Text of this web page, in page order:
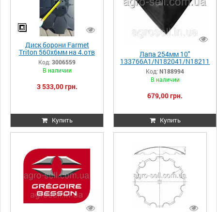
Диск борони Farmet
Triton 560х6мм на 4.отв
12.5 мм, межц. 98мм
Код: 3006559
В наличии
3 533,00 грн.
Купить
Лапа 254мм 10"
133766A1/N182041/N18211
4/101487/N188994
Код: N188994
В наличии
679,00 грн.
Купить